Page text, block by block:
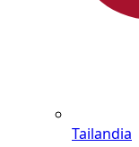
Tailandia